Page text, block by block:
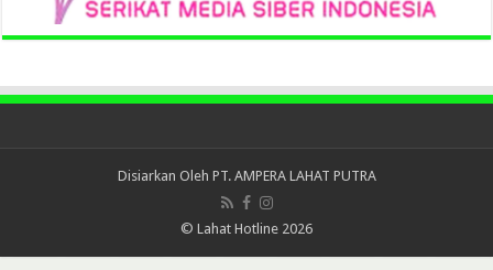
Disiarkan Oleh PT. AMPERA LAHAT PUTRA
© Lahat Hotline 2026